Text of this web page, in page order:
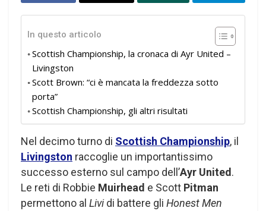
In questo articolo
Scottish Championship, la cronaca di Ayr United –
Livingston
Scott Brown: “ci è mancata la freddezza sotto
porta”
Scottish Championship, gli altri risultati
Nel decimo turno di Scottish Championship, il
Livingston raccoglie un importantissimo
successo esterno sul campo dell’Ayr United.
Le reti di Robbie Muirhead e Scott Pitman
permettono al Lividi battere gli Honest Men